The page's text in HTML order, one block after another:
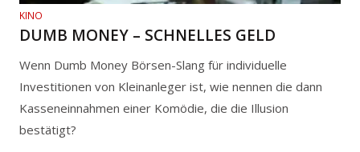
KINO
DUMB MONEY – SCHNELLES GELD
Wenn Dumb Money Börsen-Slang für individuelle
Investitionen von Kleinanleger ist, wie nennen die dann
Kasseneinnahmen einer Komödie, die die Illusion
bestätigt?